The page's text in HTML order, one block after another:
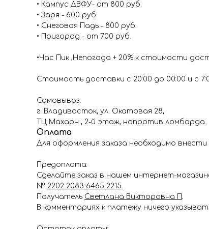
• Кампус ДВФУ- от 800 руб.
• Заря - 600 руб.
• Снеговая Падь - 800 руб.
• Пригород - от 700 руб.
•Час Пик ,Непогода + 20% к стоимости
Стоимость доставки с 20:00 до 00:00 и с
Самовывоз:
г. Владивосток, ул. Окатовая 28,
ТЦ Махаон , 2-й этаж, напротив ломбарда.
Оплата
Для оформления заказа необходимо
Предоплата:
Сделайте заказ в нашем интернет-
№ 2202 2083 6465 2215.
Получатель Светлана Викторовна П.
В комментариях к платежу ничего